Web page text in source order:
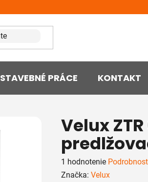
STAVEBNÉ PRÁCE KONTAKT
Velux
Priemerné
hodnotenie
1 hodnotenie
Značka: Velux